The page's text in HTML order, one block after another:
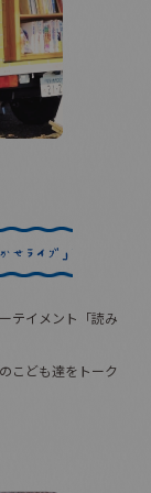
テイメント「読み
こども達をトーク